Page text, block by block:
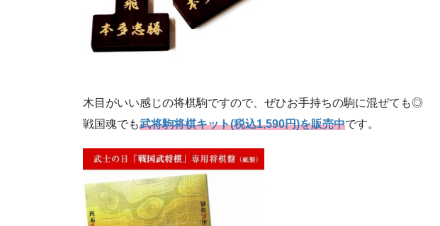
木目がいい感じの将棋駒ですので、ぜひお手持ちの駒に混ぜても◎
戦国魂でも武将駒将棋キット(税込1,590円)を販売中です。